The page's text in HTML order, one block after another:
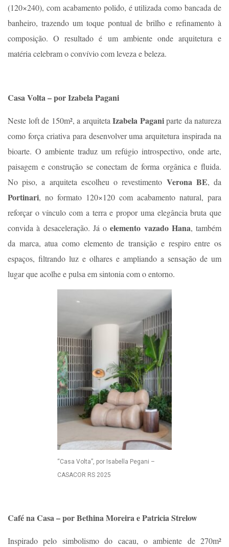
(120×240), com acabamento polido, é utilizada como bancada de
banheiro, trazendo um toque pontual de brilho e refinamento à
composição. O resultado é um ambiente onde arquitetura e
matéria celebram o convívio com leveza e beleza.
Casa Volta – por Izabela Pagani
Neste loft de 150m², a arquitetaIzabela Paganiparte da natureza
como força criativa para desenvolver uma arquitetura inspirada na
bioarte. O ambiente traduz um refúgio introspectivo, onde arte,
paisagem e construção se conectam de forma orgânica e fluida.
No piso, a arquiteta escolheu o revestimento Verona BE, da
Portinari, no formato 120×120 com acabamento natural, para
reforçar o vínculo com a terra e propor uma elegância bruta que
convida à desaceleração. Já oelemento vazado Hana, também
da marca, atua como elemento de transição e respiro entre os
espaços, filtrando luz e olhares e ampliando a sensação de um
lugar que acolhe e pulsa em sintonia com o entorno.
“Casa Volta”, por Isabella Pegani –
CASACOR RS 2025
Café na Casa – por Bethina Moreira e Patricia Strelow
Inspirado pelo simbolismo do cacau, o ambiente de 270m²